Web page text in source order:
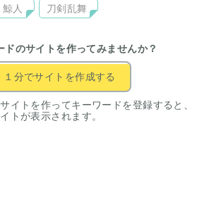
鯨人 刀剣乱舞
ドのサイトを作ってみませんか？
１分でサイトを作成する
イトを作ってキーワードを登録すると、
トが表示されます。